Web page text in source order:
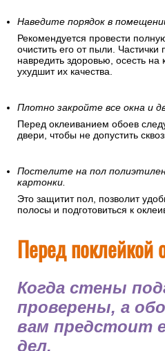
Наведите порядок в
Рекомендуется провести
очистить его от пыли. Частички
навредить здоровью, осесть на
ухудшит их качества.
Плотно закройте все окна и
Перед оклеиванием обоев
двери, чтобы не допустить
Постелите на пол
картонки.
Это защитит пол, позволит
полосы и подготовиться к
Перед поклейкой
Когда стены
проверены, а
вам предстоит
дел.